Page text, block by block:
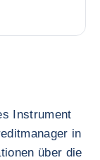
Instrument
in
über die